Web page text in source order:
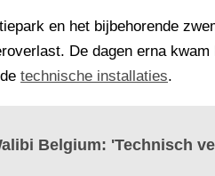
en het bijbehorende
De dagen erna kwam
technische installaties.
Belgium: 'Technisch